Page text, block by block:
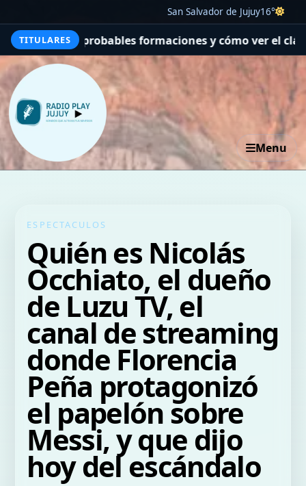
San Salvador de Jujuy16°
TITULARESformaciones y cómo ver el clásico La muerte
Menu
ESPECTACULOS
Quién es Nicolás
Occhiato, el dueño
de Luzu TV, el
canal de streaming
donde Florencia
Peña protagonizó
el papelón sobre
Messi, y que dijo
hoy del escándalo